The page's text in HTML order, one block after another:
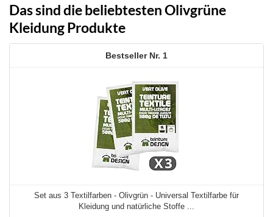
Das sind die beliebtesten Olivgrüne
Kleidung Produkte
1
Set aus 3 Textilfarben - Olivgrün - Universal Textilfarbe für
Kleidung und natürliche Stoffe ...